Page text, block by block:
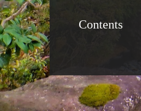
Contents